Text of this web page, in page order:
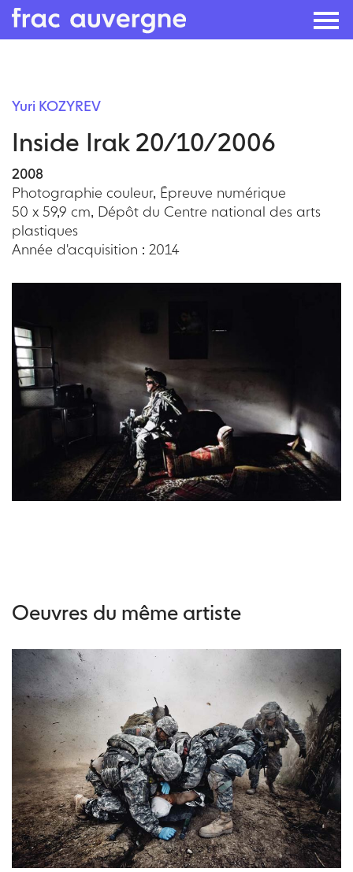
to
content
Yuri KOZYREV
Inside Irak 20/10/2006
2008
Photographie couleur, Épreuve numérique
50 x 59,9 cm, Dépôt du Centre national des arts
plastiques
Année d'acquisition : 2014
Oeuvres du même artiste